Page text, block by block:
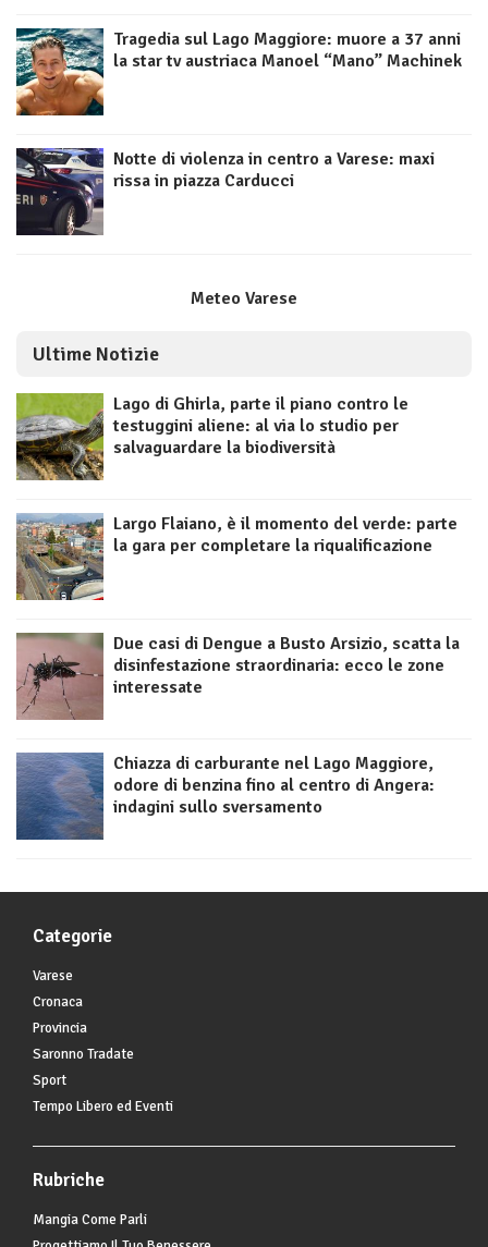
Tragedia sul Lago Maggiore: muore a 37 anni
la star tv austriaca Manoel “Mano” Machinek
Notte di violenza in centro a Varese: maxi
rissa in piazza Carducci
Meteo Varese
Ultime Notizie
Lago di Ghirla, parte il piano contro le
testuggini aliene: al via lo studio per
salvaguardare la biodiversità
Largo Flaiano, è il momento del verde: parte
la gara per completare la riqualificazione
Due casi di Dengue a Busto Arsizio, scatta la
disinfestazione straordinaria: ecco le zone
interessate
Chiazza di carburante nel Lago Maggiore,
odore di benzina fino al centro di Angera:
indagini sullo sversamento
Categorie
Varese
Cronaca
Provincia
Saronno Tradate
Sport
Tempo Libero ed Eventi
Rubriche
Mangia Come Parli